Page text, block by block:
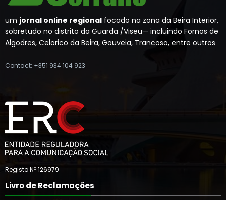
um jornal online regional focado na zona da Beira Interior,
sobretudo no distrito da Guarda /Viseu— incluindo Fornos de
Algodres, Celorico da Beira, Gouveia, Trancoso, entre outros
Contact: +351 934 104 923
Registo Nº 126979
Livro de Reclamações